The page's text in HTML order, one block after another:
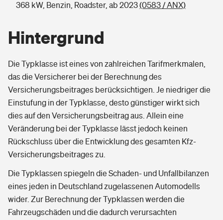
368 kW, Benzin, Roadster, ab 2023(0583 / ANX)
Hintergrund
Die Typklasse ist eines von zahlreichen Tarifmerkmalen,
das die Versicherer bei der Berechnung des
Versicherungsbeitrages berücksichtigen. Je niedriger die
Einstufung in der Typklasse, desto günstiger wirkt sich
dies auf den Versicherungsbeitrag aus. Allein eine
Veränderung bei der Typklasse lässt jedoch keinen
Rückschluss über die Entwicklung des gesamten Kfz-
Versicherungsbeitrages zu.
Die Typklassen spiegeln die Schaden- und Unfallbilanzen
eines jeden in Deutschland zugelassenen Automodells
wider. Zur Berechnung der Typklassen werden die
Fahrzeugschäden und die dadurch verursachten